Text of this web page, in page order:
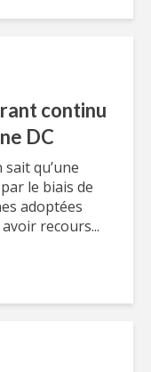
continu
DC
qu’une
le biais de
adoptées
recours...